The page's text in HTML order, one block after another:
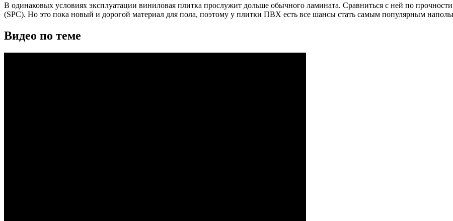
В одинаковых условиях эксплуатации виниловая плитка прослужит дольше обычного ламината. Сравниться с ней по
(SPC). Но это пока новый и дорогой материал для пола, поэтому у плитки ПВХ есть все шансы стать самым популярным
Видео по теме